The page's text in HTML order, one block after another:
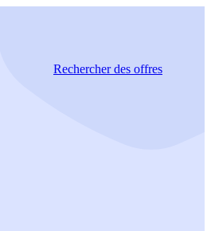
Rechercherdes offres